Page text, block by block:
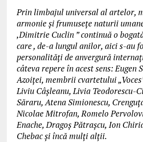
Prin limbajul universal al artelor,
armonie și frumusețe naturii
,Dimitrie Cuclin ” continuă o
care , de-a lungul anilor, aici s-au
personalități de anvergură
câteva repere în acest sens: Eugen
Azoiței, membrii cvartetului
Liviu Câșleanu, Livia Teodorescu-
Săraru, Atena Simionescu,
Nicolae Mitrofan, Romelo
Enache, Dragoș Pătrașcu, Ion
Chebac și încă mulți alții.